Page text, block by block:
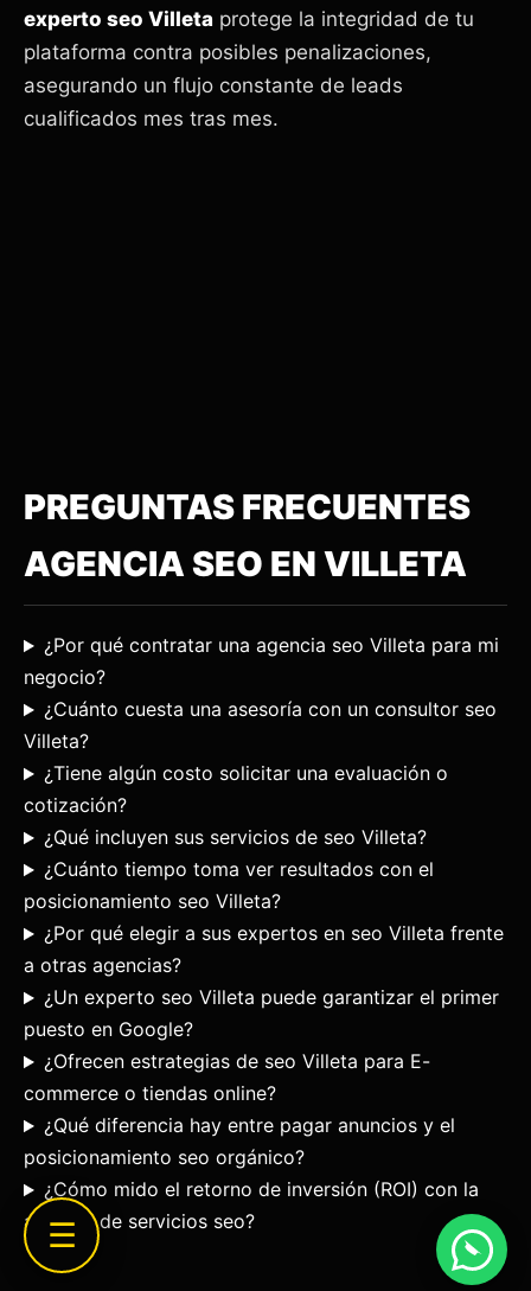
☰
experto seo Villeta protege la integridad de tu
plataforma contra posibles penalizaciones,
asegurando un flujo constante de leads
cualificados mes tras mes.
PREGUNTAS FRECUENTES
AGENCIA SEO EN VILLETA
¿Por qué contratar una agencia seo Villeta para mi
negocio?
¿Cuánto cuesta una asesoría con un consultor seo
Villeta?
¿Tiene algún costo solicitar una evaluación o
cotización?
¿Qué incluyen sus servicios de seo Villeta?
¿Cuánto tiempo toma ver resultados con el
posicionamiento seo Villeta?
¿Por qué elegir a sus expertos en seo Villeta frente
a otras agencias?
¿Un experto seo Villeta puede garantizar el primer
puesto en Google?
¿Ofrecen estrategias de seo Villeta para E-
commerce o tiendas online?
¿Qué diferencia hay entre pagar anuncios y el
posicionamiento seo orgánico?
¿Cómo mido el retorno de inversión (ROI) con la
agencia de servicios seo?